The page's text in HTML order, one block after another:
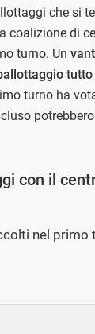
che si
coalizione di
turno. Un
turno ha
con il
nel primo